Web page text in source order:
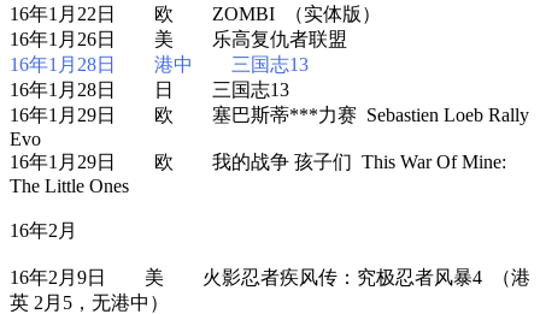
16年1月22日 欧 ZOMBI （实体版）
16年1月26日 美 乐高复仇者联盟
16年1月28日 港中 三国志13
16年1月28日 日 三国志13
16年1月29日 欧 塞巴斯蒂***力赛 Sebastien Loeb Rally
Evo
16年1月29日 欧 我的战争 孩子们 This War Of Mine:
The Little Ones
16年2月
16年2月9日 美 火影忍者疾风传：究极忍者风暴4 （港
英 2月5，无港中）